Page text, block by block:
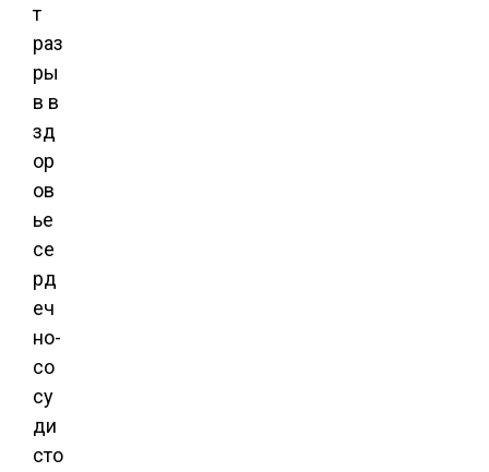
т
раз
ры
в в
зд
ор
ов
ье
се
рд
еч
но-
со
су
ди
сто